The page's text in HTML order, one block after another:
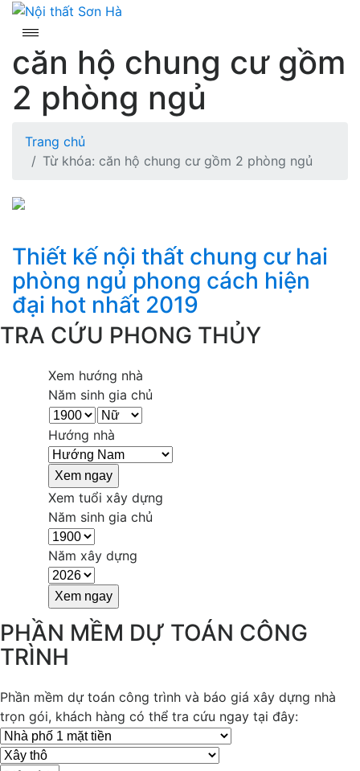
Skip
content
căn hộ chung cư gồm
2 phòng ngủ
Trang chủ
Từ khóa: căn hộ chung cư gồm 2 phòng ngủ
Thiết kế nội thất chung cư hai
phòng ngủ phong cách hiện
đại hot nhất 2019
TRA CỨU PHONG THỦY
Xem hướng nhà
Năm sinh gia chủ
Hướng nhà
Xem tuổi xây dựng
Năm sinh gia chủ
Năm xây dựng
PHẦN MỀM DỰ TOÁN CÔNG
TRÌNH
Phần mềm dự toán công trình và báo giá xây dựng nhà
trọn gói, khách hàng có thể tra cứu ngay tại đây: